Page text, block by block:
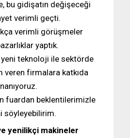
bu gidişatın değişeceği
verimli geçti.
verimli görüşmeler
yaptık.
teknoloji ile sektörde
veren firmalara katkıda
fuardan beklentilerimizle
söyleyebilirim.
yenilikçi makineler